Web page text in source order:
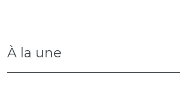
À la une